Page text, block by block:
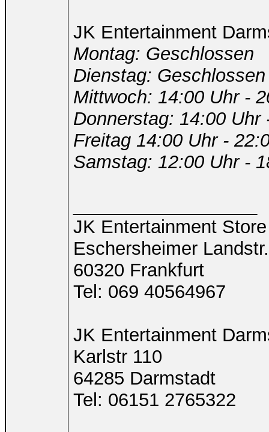
JK Entertainment
Montag: Geschlossen
Dienstag: Geschlossen
Mittwoch: 14:00 Uhr -
Donnerstag: 14:00 Uhr
Freitag 14:00 Uhr -
Samstag: 12:00 Uhr -
JK Entertainment Store
Eschersheimer
60320 Frankfurt
Tel: 069 40564967
JK Entertainment
Karlstr 110
64285 Darmstadt
Tel: 06151 2765322